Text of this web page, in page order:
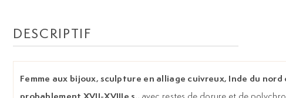
DESCRIPTIF
Femme aux bijoux, sculpture en alliage cuivreux, Inde du nord